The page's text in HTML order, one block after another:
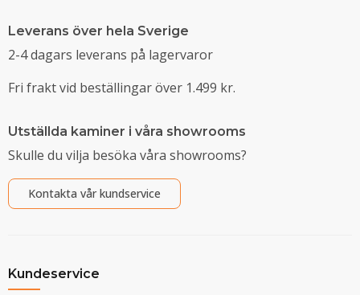
Leverans över hela Sverige
2-4 dagars leverans på lagervaror
Fri frakt vid beställingar över 1.499 kr.
Utställda kaminer i våra showrooms
Skulle du vilja besöka våra showrooms?
Kontakta vår kundservice
Kundeservice